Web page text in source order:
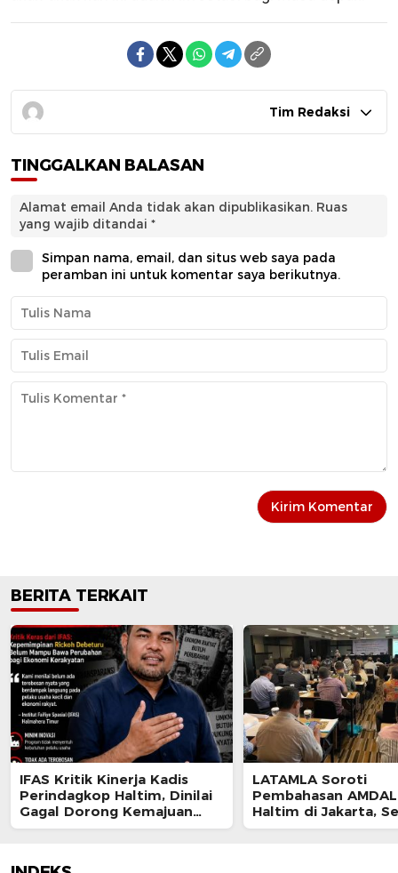
Tim Redaksi
TINGGALKAN BALASAN
Alamat email Anda tidak akan dipublikasikan. Ruas
yang wajib ditandai *
Simpan nama, email, dan situs web saya pada
peramban ini untuk komentar saya berikutnya.
BERITA TERKAIT
IFAS Kritik Kinerja Kadis
Perindagkop Haltim, Dinilai
Gagal Dorong Kemajuan
UMKM dan Koperasi
LATAMLA Soroti
Pembahasan
Haltim di Jakarta,
Berpotensi Cacat